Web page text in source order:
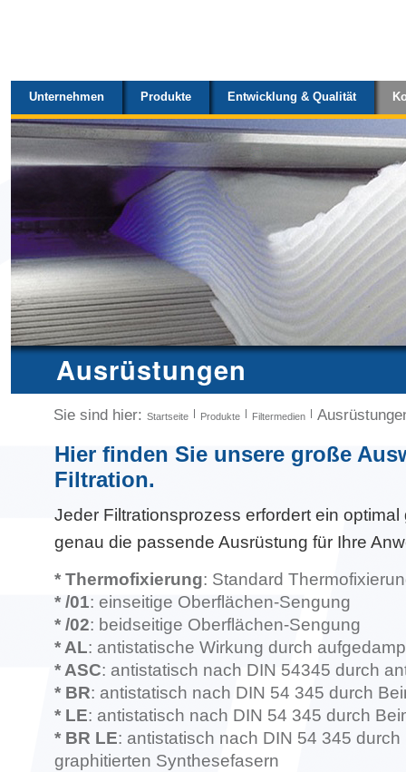
Inhalt
|
Direkt
zur
Navigation
Unternehmen Produkte Entwicklung & Qualität
Ausrüstungen
Sie sind hier: Startseite Produkte Filtermedien
Hier finden Sie unsere große
Filtration.
Jeder Filtrationsprozess erfordert ein
genau die passende Ausrüstung für Ihre
* Thermofixierung: Standard
* /01: einseitige Oberflächen-Sengung
* /02: beidseitige Oberflächen-Sengung
* AL: antistatische Wirkung durch
* ASC: antistatisch nach DIN 54345 durch
* BR: antistatisch nach DIN 54 345 durch
* LE: antistatisch nach DIN 54 345 durch
* BR LE: antistatisch nach DIN 54 345
graphitierten Synthesefasern